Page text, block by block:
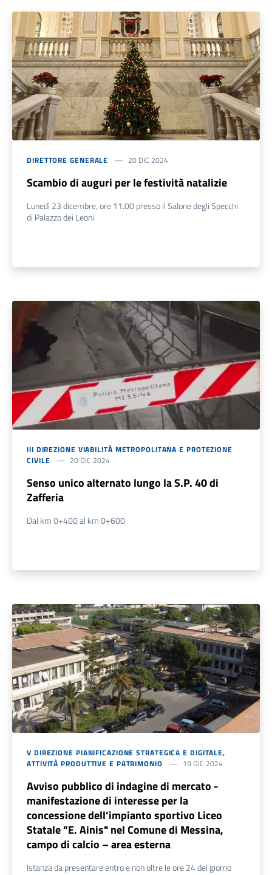
DIRETTORE GENERALE 20 DIC 2024
Scambio di auguri per le festività natalizie
Lunedì 23 dicembre, ore 11.00 presso il Salone degli Specchi
di Palazzo dei Leoni
III DIREZIONE VIABILITÀ METROPOLITANA E PROTEZIONE
CIVILE
20 DIC 2024
Senso unico alternato lungo la S.P. 40 di
Zafferia
Dal km 0+400 al km 0+600
V DIREZIONE PIANIFICAZIONE STRATEGICA E DIGITALE,
ATTIVITÀ PRODUTTIVE E PATRIMONIO
19 DIC 2024
Avviso pubblico di indagine di mercato -
manifestazione di interesse per la
concessione dell’impianto sportivo Liceo
Statale ”E. Ainis" nel Comune di Messina,
campo di calcio – area esterna
Istanza da presentare entro e non oltre le ore 24 del giorno